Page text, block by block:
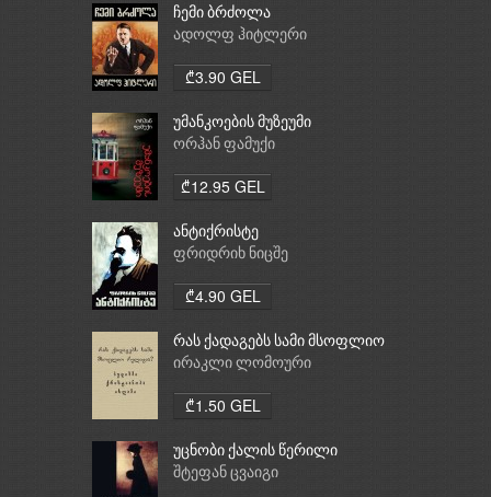
ჩემი ბრძოლა
ადოლფ ჰიტლერი
₾3.90 GEL
უმანკოების მუზეუმი
ორჰან ფამუქი
₾12.95 GEL
ანტიქრისტე
ფრიდრიხ ნიცშე
₾4.90 GEL
რას ქადაგებს სამი მსოფლიო
რელიგია: ბუდიზმი,
ირაკლი ლომოური
₾1.50 GEL
უცნობი ქალის წერილი
შტეფან ცვაიგი